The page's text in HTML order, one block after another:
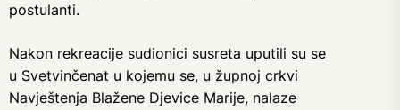
postulanti.
Nakon rekreacije sudionici susreta uputili su se
u Svetvinčenat u kojemu se, u župnoj crkvi
Navještenja Blažene Djevice Marije, nalaze